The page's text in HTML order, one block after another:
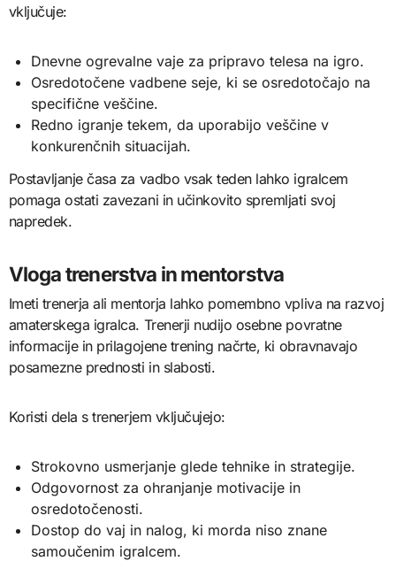
vključuje:
Dnevne ogrevalne vaje za pripravo telesa na igro.
Osredotočene vadbene seje, ki se osredotočajo na
specifične veščine.
Redno igranje tekem, da uporabijo veščine v
konkurenčnih situacijah.
Postavljanje časa za vadbo vsak teden lahko igralcem
pomaga ostati zavezani in učinkovito spremljati svoj
napredek.
Vloga trenerstva in mentorstva
Imeti trenerja ali mentorja lahko pomembno vpliva na razvoj
amaterskega igralca. Trenerji nudijo osebne povratne
informacije in prilagojene trening načrte, ki obravnavajo
posamezne prednosti in slabosti.
Koristi dela s trenerjem vključujejo:
Strokovno usmerjanje glede tehnike in strategije.
Odgovornost za ohranjanje motivacije in
osredotočenosti.
Dostop do vaj in nalog, ki morda niso znane
samoučenim igralcem.